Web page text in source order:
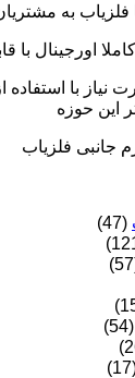
فلزیاب به
اورجینال
نیاز با استفاده
این حوزه
جانبی فلزیاب
(47)
(54)